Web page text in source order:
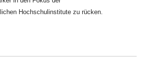
Hochschulinstitute zu rücken.